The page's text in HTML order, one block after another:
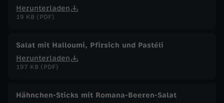
Herunterladen
19 KB (PDF)
Salat mit Halloumi, Pfirsich und Pastéli
Herunterladen
197 KB (PDF)
Hähnchen-Sticks mit Romana-Beeren-Salat